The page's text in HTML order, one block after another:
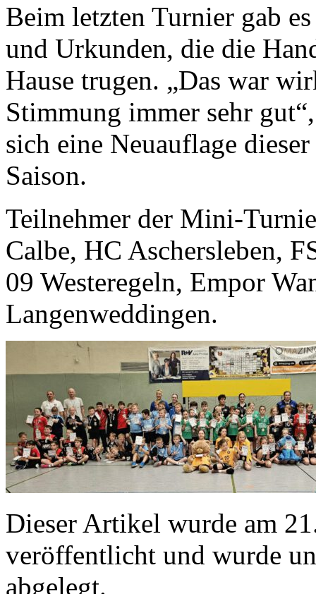
Beim letzten Turnier gab
und Urkunden, die die
Hause trugen. „Das war
Stimmung immer sehr
sich eine Neuauflage
Saison.
Teilnehmer der Mini-
Calbe, HC Aschersleben,
09 Westeregeln, Empor
Langenweddingen.
Dieser Artikel wurde am
veröffentlicht und wurde
abgelegt.